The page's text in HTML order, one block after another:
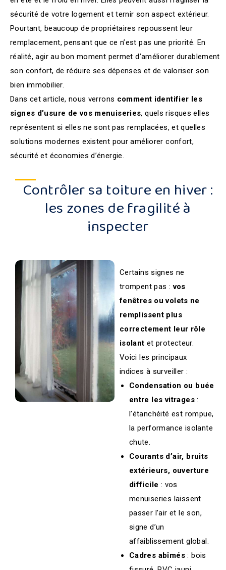
sécurité de votre logement et ternir son aspect extérieur.
Pourtant, beaucoup de propriétaires repoussent leur
remplacement, pensant que ce n’est pas une priorité. En
réalité, agir au bon moment permet d’améliorer durablement
son confort, de réduire ses dépenses et de valoriser son
bien immobilier.
Dans cet article, nous verrons comment identifier les
signes d’usure de vos menuiseries, quels risques elles
représentent si elles ne sont pas remplacées, et quelles
solutions modernes existent pour améliorer confort,
sécurité et économies d’énergie.
Contrôler sa toiture en hiver :
les zones de fragilité à
inspecter
Certains signes ne
trompent pas :vos
fenêtres ou volets ne
remplissent plus
correctement leur rôle
isolant et protecteur.
Voici les principaux
indices à surveiller :
Condensation ou buée
entre les vitrages:
l’étanchéité est rompue,
la performance isolante
chute.
Courants d’air, bruits
extérieurs, ouverture
difficile : vos
menuiseries laissent
passer l’air et le son,
signe d’un
affaiblissement global.
Cadres abîmés: bois